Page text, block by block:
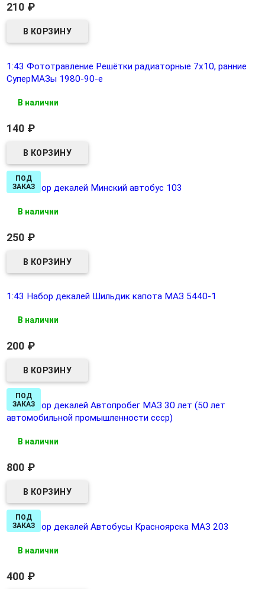
210 ₽
1:43 Фототравление Решётки радиаторные 7х10, ранние
СуперМАЗы 1980-90-е
В наличии
140 ₽
ПОД
ЗАКАЗ
1:43 набор декалей Минский автобус 103
В наличии
250 ₽
1:43 Набор декалей Шильдик капота МАЗ 5440-1
В наличии
200 ₽
ПОД
ЗАКАЗ
1:43 набор декалей Автопробег МАЗ 30 лет (50 лет
автомобильной промышленности ссср)
В наличии
800 ₽
ПОД
ЗАКАЗ
1:43 набор декалей Автобусы Красноярска МАЗ 203
В наличии
400 ₽